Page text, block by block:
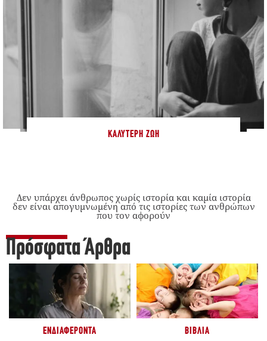
ΚΑΛΎΤΕΡΗ ΖΩΉ
Δεν υπάρχει άνθρωπος χωρίς ιστορία και καμία ιστορία
δεν είναι απογυμνωμένη από τις ιστορίες των ανθρώπων
που τον αφορούν
Πρόσφατα Άρθρα
ΕΝΔΙΑΦΈΡΟΝΤΑ ΒΙΒΛΊΑ